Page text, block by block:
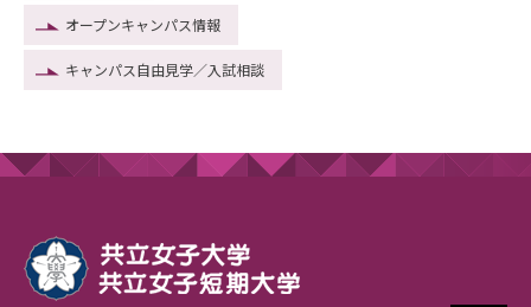
オープンキャンパス情報
キャンパス自由見学／入試相談